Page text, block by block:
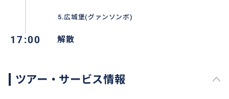
しており、北朝鮮住民の生活像が見られる所です。屋外
展望台、北朝鮮の眺望室などがあります。
🎈傳燈寺(チョンドゥンサ)
5.広城堡(グァンソンボ)
17:00 解散
ツアー・サービス情報